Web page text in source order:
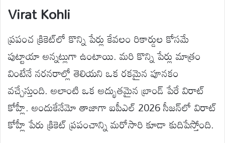
Virat Kohli
ప్రపంచ క్రికెట్‌లో కొన్ని పేర్లు కేవలం రికార్డుల కోసమే
పుట్టాయా అన్నట్లుగా ఉంటాయి. మరి కొన్ని పేర్లు మాత్రం
వింటేనే నరనరాల్లో తెలియని ఒక రకమైన పూనకం
వచ్చేస్తుంది. అలాంటి ఒక అద్భుతమైన బ్రాండ్ పేరే విరాట్
కోహ్లీ. అందుకేనేమో తాజాగా ఐపీఎల్ 2026 సీజన్‌లో విరాట్
కోహ్లీ పేరు క్రికెట్ ప్రపంచాన్ని మరోసారి కూడా కుదిపేస్తోంది.